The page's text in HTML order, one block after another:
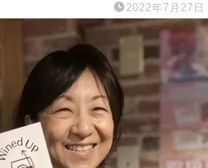
2022年7月27日